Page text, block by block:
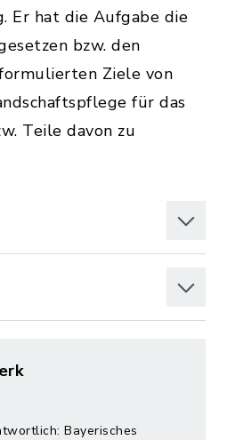
Er hat die Aufgabe die
bzw. den
Ziele von
für das
Teile davon zu
Bayerisches